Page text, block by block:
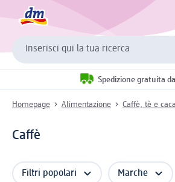
Inserisci qui la tua ricerca
Spedizione gratuita
Homepage Alimentazione Caffè, tè e
Caffè
Filtri popolari Marche